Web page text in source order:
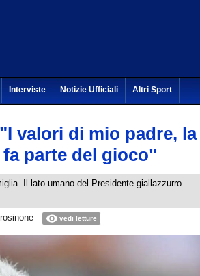
Interviste Notizie Ufficiali Altri Sport
valori di mio padre, la
parte del gioco"
Il lato umano del Presidente giallazzurro
vedi letture